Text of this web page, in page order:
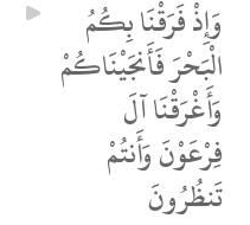
وَإِذْ فَرَقْنَا بِكُمُ
الْبَحْرَ فَأَنجَيْنَاكُمْ
وَأَغْرَقْنَا آلَ
فِرْعَوْنَ وَأَنتُمْ
تَنظُرُونَ